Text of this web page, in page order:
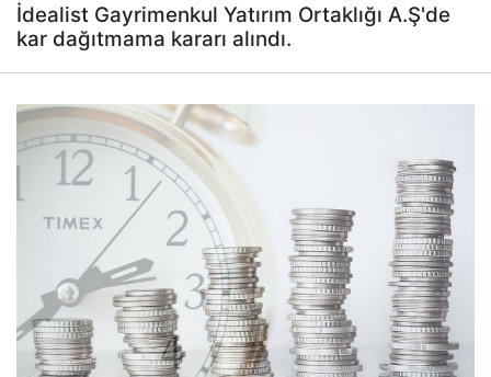
İdealist Gayrimenkul Yatırım Ortaklığı A.Ş'de
kar dağıtmama kararı alındı.